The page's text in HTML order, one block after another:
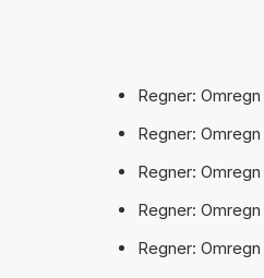
Regner:
Regner:
Regner:
Regner:
Regner: